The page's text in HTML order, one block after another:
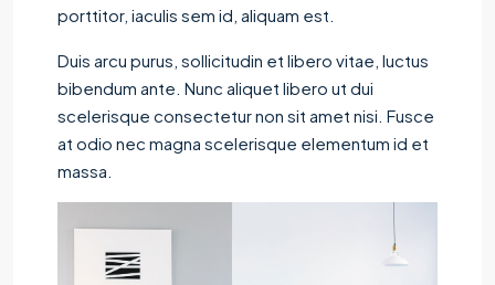
porttitor, iaculis sem id, aliquam est.
Duis arcu purus, sollicitudin et libero vitae, luctus
bibendum ante. Nunc aliquet libero ut dui
scelerisque consectetur non sit amet nisi. Fusce
at odio nec magna scelerisque elementum id et
massa.